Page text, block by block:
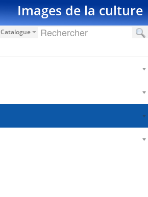
Images de la culture
Catalogue